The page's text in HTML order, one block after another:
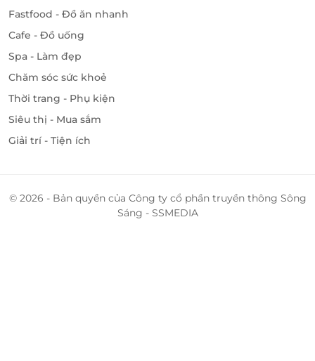
Fastfood - Đồ ăn nhanh
Cafe - Đồ uống
Spa - Làm đẹp
Chăm sóc sức khoẻ
Thời trang - Phụ kiện
Siêu thị - Mua sắm
Giải trí - Tiện ích
© 2026 - Bản quyền của Công ty cổ phần truyền thông Sông
Sáng - SSMEDIA